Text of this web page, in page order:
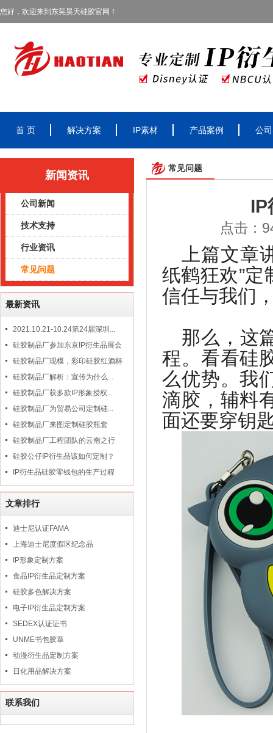
您好，欢迎来到东莞昊天硅胶官网！
首 页 解决方案 IP素材 产品案例 公
新闻资讯
公司新闻
技术支持
行业资讯
常见问题
最新资讯
2021.10.21-10.24第24届深圳...
硅胶制品厂参加东京IP衍生品展会
硅胶制品厂现模，彩印硅胶红酒杯
硅胶制品厂解析：宣传为什么...
硅胶制品厂获多款IP形象授权...
硅胶制品厂为贸易公司定制硅...
硅胶制品厂来图定制硅胶瓶套
硅胶制品厂工程团队的云南之行
硅胶公仔IP衍生品该如何定制？
IP衍生品硅胶零钱包的生产过程
文章排行
迪士尼认证FAMA
上海迪士尼度假区纪念品
IP形象定制方案
食品IP衍生品定制方案
硅胶多色解决方案
电子IP衍生品定制方案
SEDEX认证证书
UNME书包胶章
动漫衍生品定制方案
日化用品解决方案
联系我们
常见问题
IP
点击：
上篇文章
纸鹤狂欢”定
信任与我们
那么，这
程。看看硅
么优势。我
滴胶，辅料
面还要穿钥